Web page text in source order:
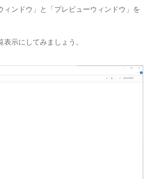
ィンドウ」と「プレビューウィンドウ」を
示にしてみましょう。